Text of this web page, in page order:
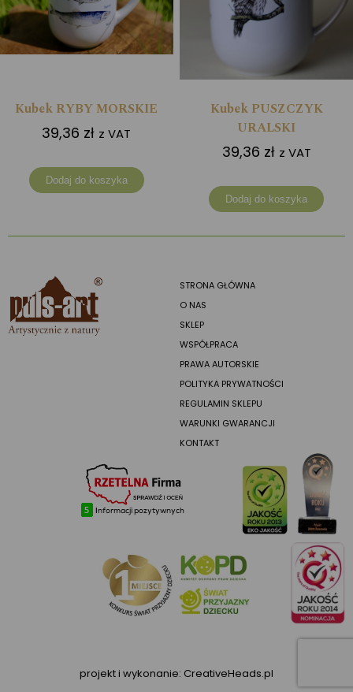
Kubek RYBY MORSKIE
39,36 zł z VAT
Dodaj do koszyka
Kubek PUSZCZYK
URALSKI
39,36 zł z VAT
Dodaj do koszyka
STRONA GŁÓWNA
O NAS
SKLEP
WSPÓŁPRACA
PRAWA AUTORSKIE
POLITYKA PRYWATNOŚCI
REGULAMIN SKLEPU
WARUNKI GWARANCJI
KONTAKT
projekt i wykonanie: CreativeHeads.pl